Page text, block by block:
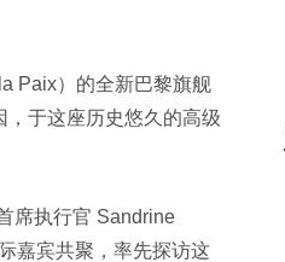
Paix）的全新巴黎旗舰
于这座历史悠久的高级
席执行官 Sandrine
嘉宾共聚，率先探访这